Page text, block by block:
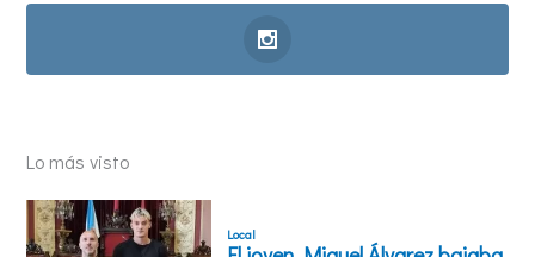
Lo más visto